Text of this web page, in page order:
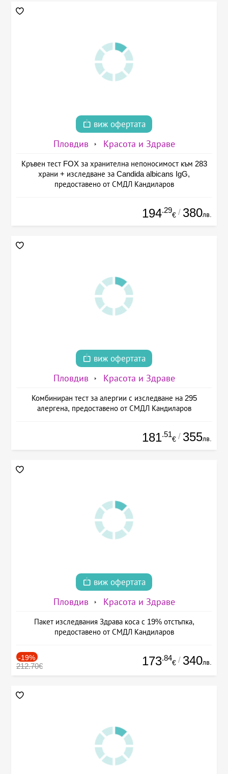
виж офертата
Пловдив Красота и Здраве
Кръвен тест FOX за хранителна непоносимост към 283
храни + изследване за Candida albicans IgG,
предоставено от СМДЛ Кандиларов
194.29
€ / 380лв.
виж офертата
Пловдив Красота и Здраве
Комбиниран тест за алергии с изследване на 295
алергена, предоставено от СМДЛ Кандиларов
181.51
€ / 355лв.
виж офертата
Пловдив Красота и Здраве
Пакет изследвания Здрава коса с 19% отстъпка,
предоставено от СМДЛ Кандиларов
-19%
212.70€ 173.84
€ / 340лв.